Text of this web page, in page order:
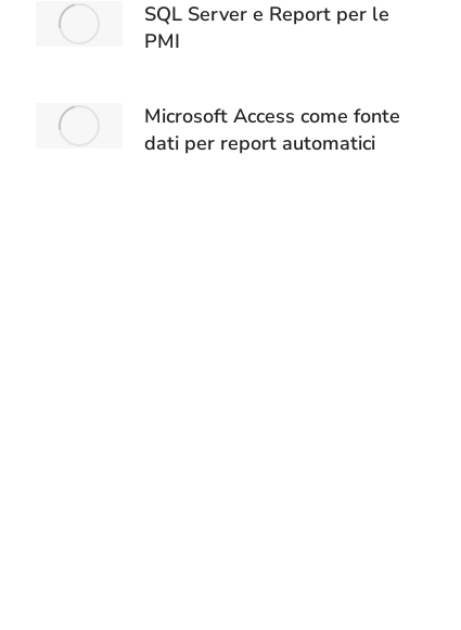
SQL Server e Report per le
PMI
Microsoft Access come fonte
dati per report automatici